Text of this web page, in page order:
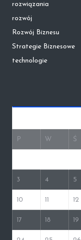
rozwiązania
rozwój
Rozwój Biznesu
Strategie Biznesowe
technologie
P W Ś
3 4 5
10 12
17 18 19